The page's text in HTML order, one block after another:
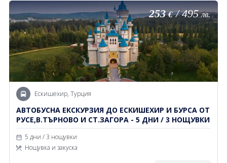
253 €/495 лв.
Ескишехир, Турция
АВТОБУСНА ЕКСКУРЗИЯ ДО ЕСКИШЕХИР И БУРСА ОТ
РУСЕ,В.ТЪРНОВО И СТ.ЗАГОРА - 5 ДНИ / 3 НОЩУВКИ
5 дни / 3 нощувки
Нощувка и закуска